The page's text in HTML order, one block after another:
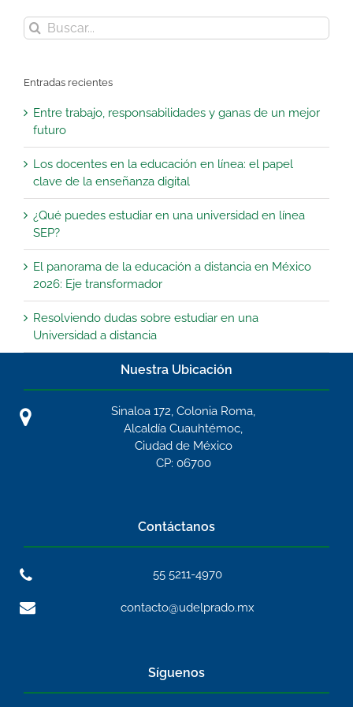
Buscar:
Entradas recientes
Entre trabajo, responsabilidades y ganas de un mejor
futuro
Los docentes en la educación en línea: el papel
clave de la enseñanza digital
¿Qué puedes estudiar en una universidad en línea
SEP?
El panorama de la educación a distancia en México
2026: Eje transformador
Resolviendo dudas sobre estudiar en una
Universidad a distancia
Nuestra Ubicación
Sinaloa 172, Colonia Roma,
Alcaldía Cuauhtémoc,
Ciudad de México
CP: 06700
Contáctanos
55 5211-4970
contacto@udelprado.mx
Síguenos